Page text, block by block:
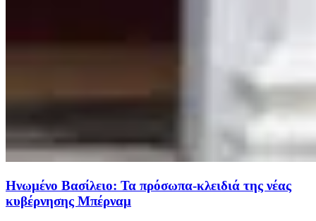
Ηνωμένο Βασίλειο: Τα πρόσωπα-κλειδιά της νέας
κυβέρνησης Μπέρναμ